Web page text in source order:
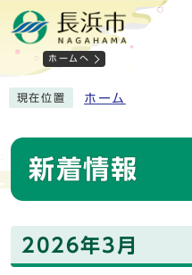
ホームへ
現在位置 ホーム
新着情報
2026年3月